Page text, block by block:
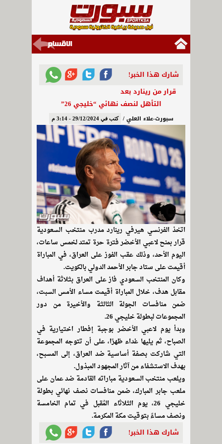
شارك هذا الخبر!
قرار من رينارد بعد
التأهل لنصف نهائي “خليجي 26”
سبورت-علاء العلي / كتب في 29/12/2024 - 3:14 م
اتخذ الفرنسي هيرفي رينارد مدرب منتخب السعودية
قرار بمنح لاعبي الأخضر فترة حرة تمتد لخمس ساعات،
اليوم الأحد، وذلك عقب الفوز على العراق، في المباراة
أقيمت على ستاد جابر الأحمد الدولي بالكويت.
وكان المنتخب السعودي فاز على العراق بثلاثة أهداف
مقابل هدف، خلال المباراة أقيمت مساء الأمس السبت،
ضمن منافسات الجولة الثالثة والأخيرة من دور
المجموعات لبطولة خليجي 26.
وبدأ يوم لاعبي الأخضر بوجبة إفطار اختيارية في
الصباح، ثم يليها غداء ظهرًا، على أن تتوجه المجموعة
التي شاركت بصفة أساسية ضد العراق، إلى المسبح،
بهدف الاستشفاء من آثار المجهود المبذول.
ويلعب منتخب السعودية مباراته القادمة ضد عمان على
ملعب جابر المبارك، ضمن منافسات نصف نهائي بطولة
خليجي 26، يوم الثلاثاء المُقبل في تمام الخامسة
ونصف مساءً بتوقيت مكة المكرمة.
شارك هذا الخبر!